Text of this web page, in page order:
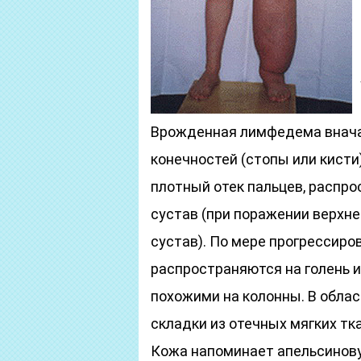
Врожденная лимфедема
конечностей (стопы или
плотный отек пальцев,
сустав (при поражении
сустав). По мере
распространяются на голень
похожими на колонны. В
складки из отечных мягких
Кожа напоминает